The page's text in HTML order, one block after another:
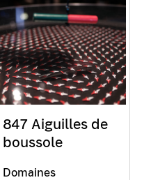
847 Aiguilles de
boussole
Domaines